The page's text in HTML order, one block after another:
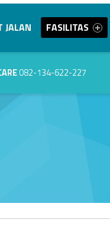
JALAN FASILITAS
082-134-622-227